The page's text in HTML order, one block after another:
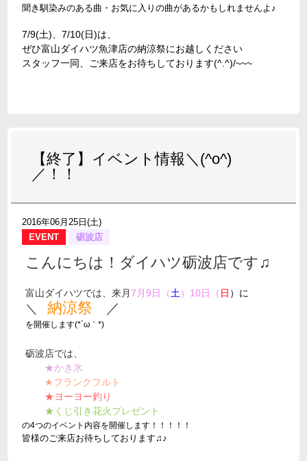
聞き馴染みのある曲・お気に入りの曲があるかもしれませんよ♪
7/9(土)、7/10(日)は、
ぜひ富山ダイハツ魚津店の納涼祭にお越しください
スタッフ一同、ご来店をお待ちしております(^.^)/~~~
【終了】イベント情報＼(^o^)
／！！
2016年06月25日(土)
EVENT
砺波店
こんにちは！ダイハツ砺波店です ♫
富山ダイハツでは、来月7 月9日（土） 10日（ 日 ） に
＼ 納涼祭 ／
を開催します(*´ω｀*)
砺波店では、
★かき氷
★フランクフルト
★ヨーヨー釣り
★ くじ引き花火プレゼント
の4つのイベント内容を開催します！！！！！
皆様のご来店お待ちしております♫♪